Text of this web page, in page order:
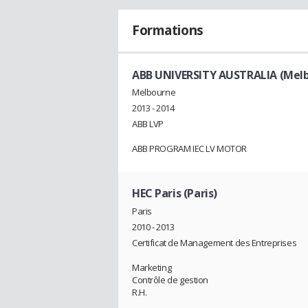
Formations
ABB UNIVERSITY AUSTRALIA
Melbourne
2013 - 2014
ABB LVP
ABB PROGRAM IEC LV MOTOR
HEC Paris (Paris)
Paris
2010 - 2013
Certificat de Management des Entreprises
Marketing
Contrôle de gestion
R.H.